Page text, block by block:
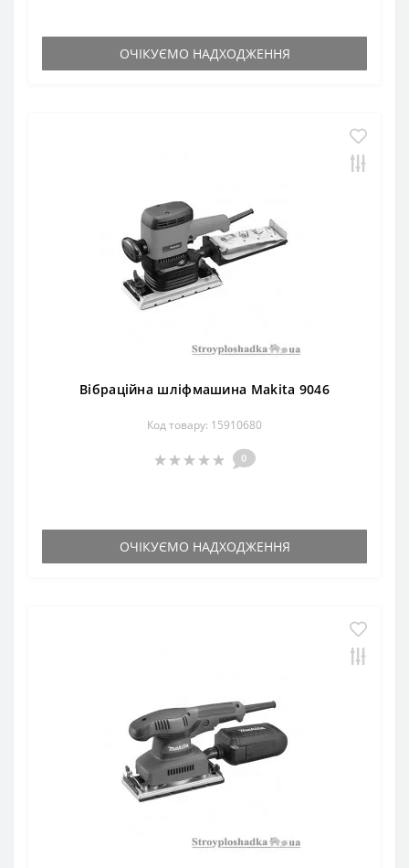
ОЧІКУЄМО НАДХОДЖЕННЯ
Вібраційна шліфмашина Makita 9046
Код товару: 15910680
0
ОЧІКУЄМО НАДХОДЖЕННЯ